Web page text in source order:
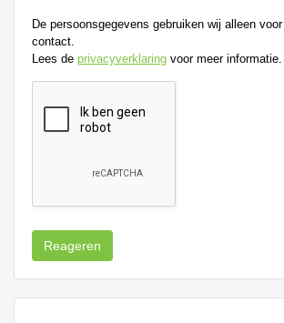
De persoonsgegevens gebruiken wij alleen
contact.
Lees de privacyverklaring voor meer informatie.
Reageren